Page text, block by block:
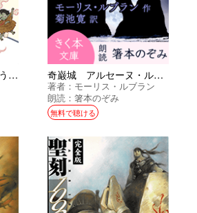
妖怪の子預かります2 うそつきの娘 奇巌城 アルセーヌ・ルパン
著者： モーリス・ルブラン
朗読： 箸本のぞみ
無料で聴ける